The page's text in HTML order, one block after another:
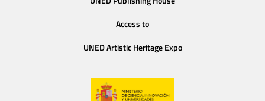
Access to
UNED Artistic Heritage Expo